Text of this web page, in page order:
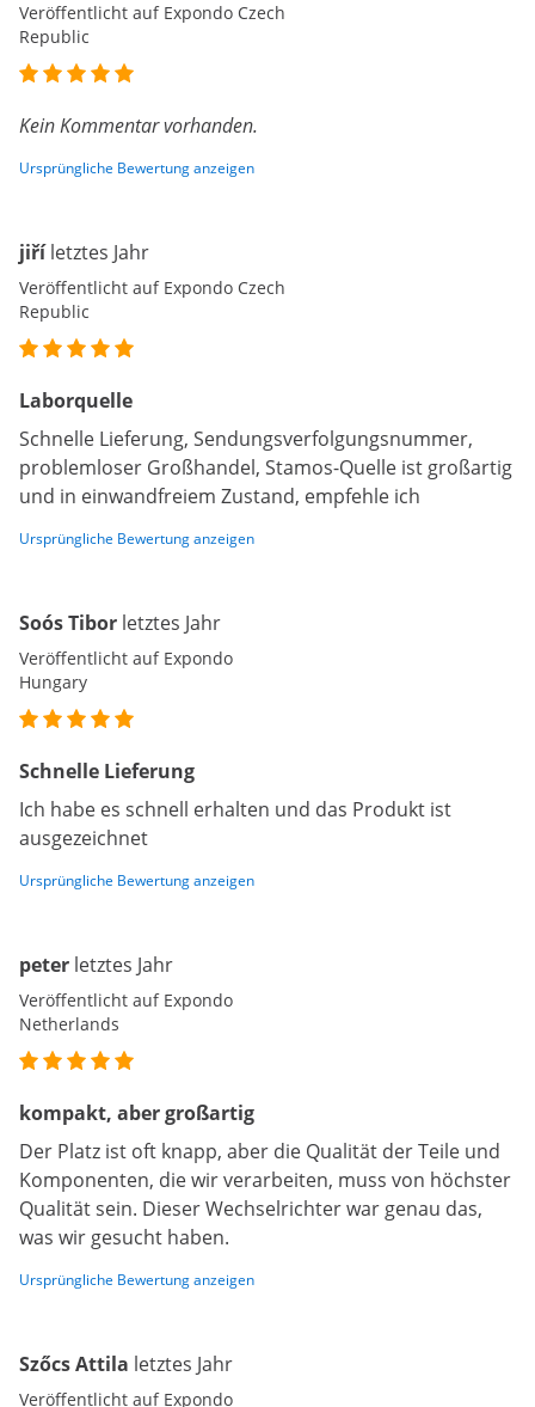
Veröffentlicht auf Expondo Czech
Republic
Kein Kommentar vorhanden.
Ursprüngliche Bewertung anzeigen
jiří letztes Jahr
Veröffentlicht auf Expondo Czech
Republic
Laborquelle
Schnelle Lieferung, Sendungsverfolgungsnummer,
problemloser Großhandel, Stamos-Quelle ist großartig
und in einwandfreiem Zustand, empfehle ich
Ursprüngliche Bewertung anzeigen
Soós Tibor letztes Jahr
Veröffentlicht auf Expondo
Hungary
Schnelle Lieferung
Ich habe es schnell erhalten und das Produkt ist
ausgezeichnet
Ursprüngliche Bewertung anzeigen
peter letztes Jahr
Veröffentlicht auf Expondo
Netherlands
kompakt, aber großartig
Der Platz ist oft knapp, aber die Qualität der Teile und
Komponenten, die wir verarbeiten, muss von höchster
Qualität sein. Dieser Wechselrichter war genau das,
was wir gesucht haben.
Ursprüngliche Bewertung anzeigen
Szőcs Attila letztes Jahr
Veröffentlicht auf Expondo